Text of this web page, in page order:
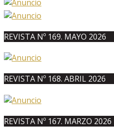
REVISTA Nº 169. MAYO 2026
REVISTA Nº 168. ABRIL 2026
REVISTA Nº 167. MARZO 2026